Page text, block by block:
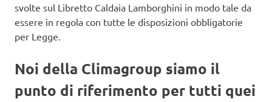
svolte sul Libretto Caldaia Lamborghini in modo tale da
essere in regola con tutte le disposizioni obbligatorie
per Legge.
Noi della Climagroup siamo il
punto di riferimento per tutti quei